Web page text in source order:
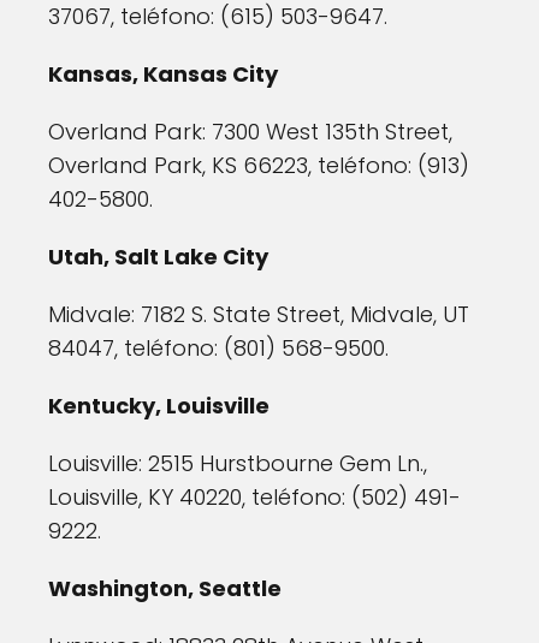
37067, teléfono: (615) 503-9647.
Kansas, Kansas City
Overland Park: 7300 West 135th Street,
Overland Park, KS 66223, teléfono: (913)
402-5800.
Utah, Salt Lake City
Midvale: 7182 S. State Street, Midvale, UT
84047, teléfono: (801) 568-9500.
Kentucky, Louisville
Louisville: 2515 Hurstbourne Gem Ln.,
Louisville, KY 40220, teléfono: (502) 491-
9222.
Washington, Seattle